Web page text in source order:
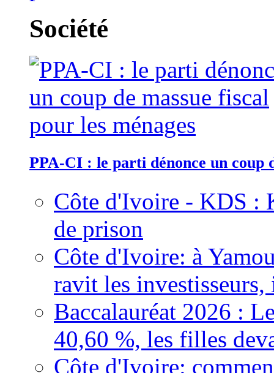
Société
PPA-CI : le parti dénonce un coup
Côte d'Ivoire - KDS :
de prison
Côte d'Ivoire: à
ravit les
Baccalauréat 2026 :
40,60 %, les filles
Côte d'Ivoire: